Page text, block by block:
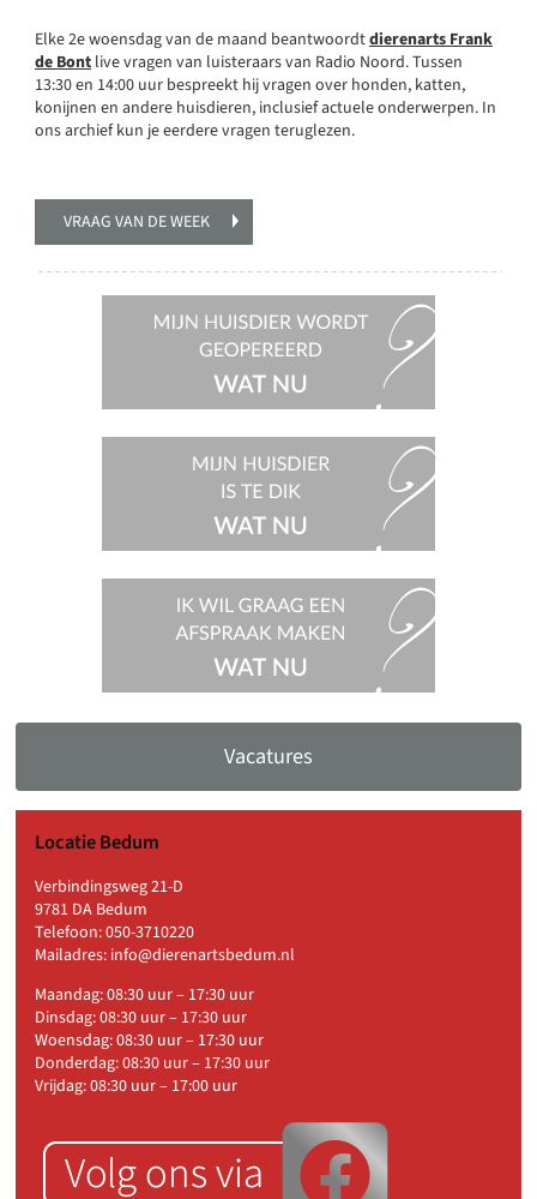
Elke 2e woensdag van de maand beantwoordtdierenarts Frank
de Bontlive vragen van luisteraars van Radio Noord. Tussen
13:30 en 14:00 uur bespreekt hij vragen over honden, katten,
konijnen en andere huisdieren, inclusief actuele onderwerpen. In
ons archief kun je eerdere vragen teruglezen.
VRAAG VAN DE WEEK
graag een
Vacatures
Locatie Bedum
Verbindingsweg 21-D
9781 DA Bedum
Telefoon:050-3710220
Mailadres: info@dierenartsbedum.nl
Maandag: 08:30 uur – 17:30 uur
Dinsdag: 08:30 uur – 17:30 uur
Woensdag: 08:30 uur – 17:30 uur
Donderdag: 08:30 uur – 17:30 uur
Vrijdag: 08:30 uur – 17:00 uur